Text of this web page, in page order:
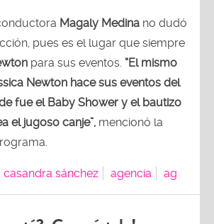
Magaly Medina no dudó
pues es el lugar que siempre
para sus eventos. “El mismo
Newton hace sus eventos del
fue el Baby Shower y el bautizo
el jugoso canje”, mencionó la
casandra sánchez agencia ag